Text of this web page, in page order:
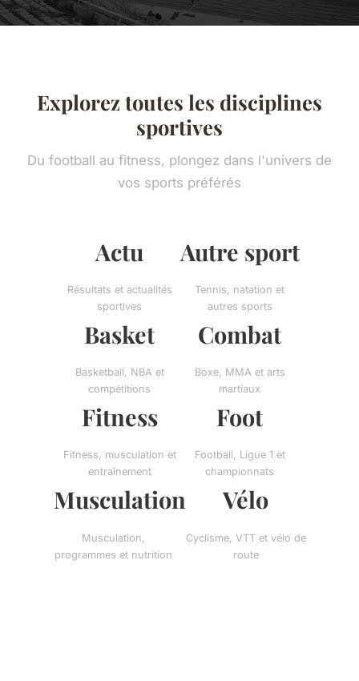
Explorez toutes les disciplines
sportives
Du football au fitness, plongez dans l'univers de
vos sports préférés
Actu
Résultats et actualités
sportives
Autre sport
Tennis, natation et
autres sports
Basket
Basketball, NBA et
compétitions
Combat
Boxe, MMA et arts
martiaux
Fitness
Fitness, musculation et
entraînement
Foot
Football, Ligue 1 et
championnats
Musculation
Musculation,
programmes et nutrition
Vélo
Cyclisme, VTT et vélo de
route